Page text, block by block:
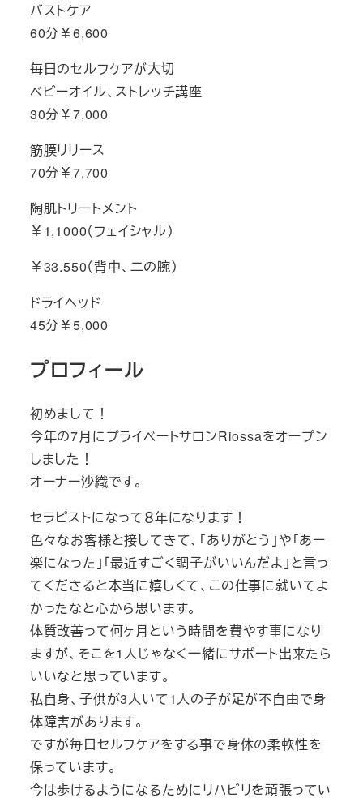
バストケア
60分￥6,600
毎日のセルフケアが大切
ベビーオイル、ストレッチ講座
30分￥7,000
筋膜リリース
70分￥7,700
陶肌トリートメント
￥1,1000（フェイシャル）
￥33.550（背中、二の腕）
ドライヘッド
45分￥5,000
プロフィール
初めまして！
今年の7月にプライベートサロンRiossaをオープン
しました！
オーナー沙織です。
セラピストになって８年になります！
色々なお客様と接してきて、「ありがとう」や「あー
楽になった」「最近すごく調子がいいんだよ」と言っ
てくださると本当に嬉しくて、この仕事に就いてよ
かったなと心から思います。
体質改善って何ヶ月という時間を費やす事になり
ますが、そこを1人じゃなく一緒にサポート出来たら
いいなと思っています。
私自身、子供が3人いて1人の子が足が不自由で身
体障害があります。
ですが毎日セルフケアをする事で身体の柔軟性を
保っています。
今は歩けるようになるためにリハビリを頑張ってい